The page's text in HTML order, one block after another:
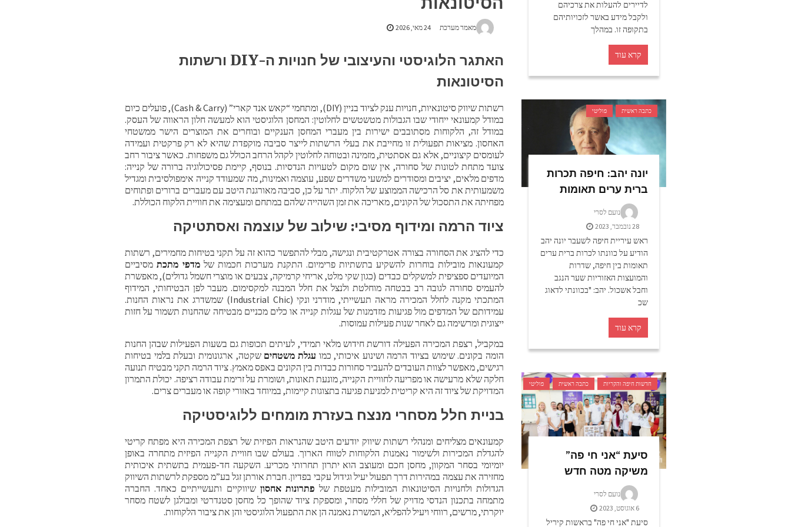
מאמר מערכת 24 מאי, 2026
האתגר הלוגיסטי והעיצובי של חנויות ה-DIY ורשתות
הסיטונאות
רשתות שיווק סיטונאיות, חנויות ענק לציוד בניין (DIY), ומתחמי “קאש אנד קארי” (Cash & Carry), פועלים כיום
במודל קמעונאי ייחודי שבו הגבולות מטשטשים לחלוטין: המחסן הלוגיסטי הוא למעשה חלון הראווה של העסק.
במודל זה, הלקוחות מסתובבים ישירות בין מעברי המחסן הענקיים ובוחרים את המוצרים הישר ממשטחי
האחסון. מציאות תפעולית זו מחייבת את בעלי הרשתות לייצר סביבה מוקפדת שהיא לא רק פרקטית ועמידה
לעומסים קיצוניים, אלא גם אסתטית, מזמינה ובטוחה לחלוטין לקהל הרחב הכולל גם משפחות. כאשר ציבור רחב
צועד מתחת לטונות של סחורה, אין שום מקום לטעויות הנדסיות. בנוסף, קיימת פסיכולוגיה ברורה של קנייה:
מדפים מלאים, יציבים ומסודרים למשעי משדרים שפע, עוצמה ואמינות, מה שמעודד קנייה אימפולסיבית ומגדיל
משמעותית את סל הרכישה הממוצע של הלקוח. יתר על כן, סביבה מאורגנת היטב עם מעברים ברורים ופתוחים
מפחיתה את התסכול של הקונים, מאריכה את זמן השהייה שלהם במתחם ומעצימה את חוויית הלקוח הכוללת.
ציוד הרמה ומידוף מסיבי: שילוב של עוצמה ואסתטיקה
כדי להציג את הסחורה בצורה אטרקטיבית ונגישה, מבלי להתפשר כהוא זה על תקני בטיחות מחמירים, רשתות
קמעונאות מובילות בוחרות להשקיע בתשתיות פרימיום. התקנת מערכות חכמות שלמדפי מתכת מסיביים
המיועדים ספציפית למשקלים כבדים (כגון שקי מלט, אריחי קרמיקה, צבעים או מוצרי חשמל גדולים), מאפשרת
להעמיס סחורה לגובה רב בבטחה מוחלטת ולנצל את חלל המבנה למקסימום. מעבר לפן הבטיחותי, המידוף
המתכתי מקנה לחלל המכירה מראה תעשייתי, מודרני ונקי (Industrial Chic) שמשדרג את נראות החנות.
עמידותם של המדפים מול פגיעות מזדמנות של עגלות קנייה או כלים מכניים מבטיחה שהחנות תשמור על חזות
ייצוגית ומרשימה גם לאחר שנות פעילות עמוסות.
במקביל, רצפת המכירה הפעילה דורשת חידוש מלאי תמידי, לעיתים תכופות גם בשעות הפעילות שבהן החנות
הומה בקונים. שימוש בציוד הרמה ושינוע איכותי, כמו עגלת משטחים שקטה, ארגונומית ובעלת בלמי בטיחות
רגישים, מאפשר לצוות העובדים להעביר סחורות כבדות בין הקונים באפס מאמץ. ציוד הרמה תקני מבטיח תנועה
חלקה שלא מרעישה או מפריעה לחוויית הקנייה, מונעת תאונות, ושומרת על זרימת עבודה רציפה. יכולת התמרון
המדויקת של ציוד זה היא קריטית למניעת פגיעה בתצוגות קיימות, במיוחד באזורי קופה או מעברים צרים.
בניית חלל מסחרי מנצח בעזרת מומחים ללוגיסטיקה
קמעונאים מצליחים ומנהלי רשתות שיווק יודעים היטב שהנראות הפיזית של רצפת המכירה היא מפתח קריטי
להגדלת המכירות ולשימור נאמנות הלקוחות לטווח הארוך. בעולם שבו חוויית הקנייה הפיזית מתחרה באופן
יומיומי בסחר המקוון, מחסן חכם ומעוצב הוא יתרון תחרותי מכריע. השקעה חד-פעמית בתשתית איכותית
מחזירה את עצמה במהירות דרך תפעול יעיל וגידול עקבי בפדיון. חברת אורתן זגל בע”מ מספקת לרשתות השיווק
הגדולות ולחנויות הסיטונאות המובילות מעטפת של פתרונות אחסון שיווקיים ותעשייתיים כאחד. החברה
מתמחה בתכנון הנדסי מדויק של חללי מסחר, ומספקת ציוד שהופך כל מחסן סטנדרטי ומבולגן לשטח מסחר
יוקרתי, מרשים, רווחי ויעיל להפליא, המשרת נאמנה הן את התפעול הלוגיסטי והן את ציבור הלקוחות.
לדיירים להעלות את צרכיהם
ולקבל מידע באשר לזכויותיהם
בתקופה זו. במהלך
קרא עוד
כתבה ראשית פוליטי
יונה יהב: חיפה תכרות
ברית ערים תאומות
נועם לסרי
28 נובמבר, 2023
ראש עיריית חיפה לשעבר יונה יהב
הודיע על כוונתו לכרות ברית ערים
תאומות בין חיפה, שדרות
והמועצות האזוריות שער הנגב
וחבל אשכול. יהב: "בכוונתי לדאוג
שכ
קרא עוד
חדשות חיפה והקריות כתבה ראשית פוליטי
סיעת “אני חי פה”
משיקה מטה חדש
נועם לסרי
6 אוגוסט, 2023
סיעת "אני חי פה" בראשות קיריל